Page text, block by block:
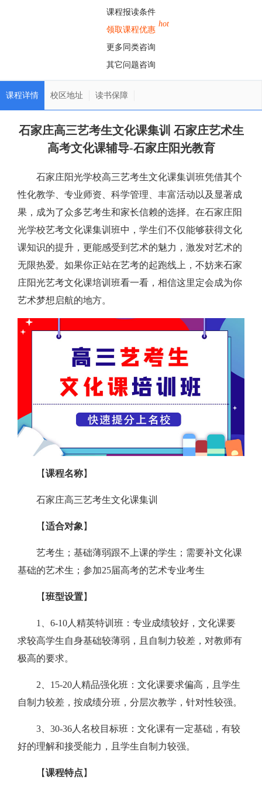
课程报读条件
领取课程优惠
hot
更多同类咨询
其它问题咨询
课程详情 校区地址 读书保障
石家庄高三艺考生文化课集训 石家庄艺术生
高考文化课辅导-石家庄阳光教育
石家庄阳光学校高三艺考生文化课集训班凭借其个
性化教学、专业师资、科学管理、丰富活动以及显著成
果，成为了众多艺考生和家长信赖的选择。在石家庄阳
光学校艺考文化课集训班中，学生们不仅能够获得文化
课知识的提升，更能感受到艺术的魅力，激发对艺术的
无限热爱。如果你正站在艺考的起跑线上，不妨来石家
庄阳光艺考文化课培训班看一看，相信这里定会成为你
艺术梦想启航的地方。
【课程名称】
石家庄高三艺考生文化课集训
【适合对象 】
艺考生；基础薄弱跟不上课的学生；需要补文化课
基础的艺术生；参加25届高考的艺术专业考生
【班型设置】
1、6-10人精英特训班：专业成绩较好，文化课要
求较高学生自身基础较薄弱，且自制力较差，对教师有
极高的要求。
2、15-20人精品强化班：文化课要求偏高，且学生
自制力较差，按成绩分班，分层次教学，针对性较强。
3、30-36人名校目标班：文化课有一定基础，有较
好的理解和接受能力，且学生自制力较强。
【课程特点 】